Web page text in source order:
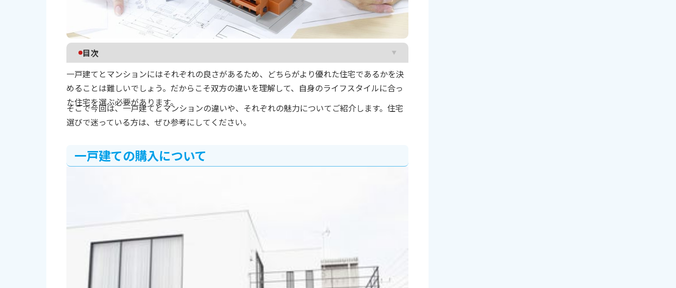
目次
一戸建ての購入について
マンションの購入について
おわりに
一戸建てとマンションにはそれぞれの良さがあるため、どちらがより優れた住宅であるかを決
めることは難しいでしょう。だからこそ双方の違いを理解して、自身のライフスタイルに合っ
た住宅を選ぶ必要があります。
そこで今回は、一戸建てとマンションの違いや、それぞれの魅力についてご紹介します。住宅
選びで迷っている方は、ぜひ参考にしてください。
一戸建ての購入について